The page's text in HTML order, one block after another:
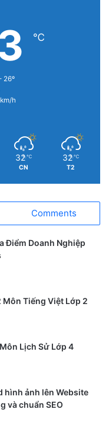
℃
26º
h
32 ℃
CN
32 ℃
T2
Comments
Điểm Doanh Nghiệp
Môn Tiếng Việt Lớp 2
Lịch Sử Lớp 4
hình ảnh lên Website
và chuẩn SEO